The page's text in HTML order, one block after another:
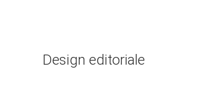
Design editoriale